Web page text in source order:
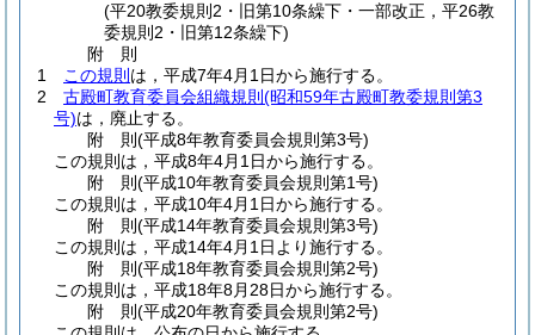
(平20教委規則2・旧第10条繰下・一部改正，平26教
委規則2・旧第12条繰下)
附 則
1
この規則 は，平成7年4月1日から施行する。
2
古殿町教育委員会組織規則 (昭和59年古殿町教委規則第3
号)は，廃止する。
附 則(平成8年教育委員会規則第3号)
この規則は，平成8年4月1日から施行する。
附 則(平成10年教育委員会規則第1号)
この規則は，平成10年4月1日から施行する。
附 則(平成14年教育委員会規則第3号)
この規則は，平成14年4月1日より施行する。
附 則(平成18年教育委員会規則第2号)
この規則は，平成18年8月28日から施行する。
附 則(平成20年教育委員会規則第2号)